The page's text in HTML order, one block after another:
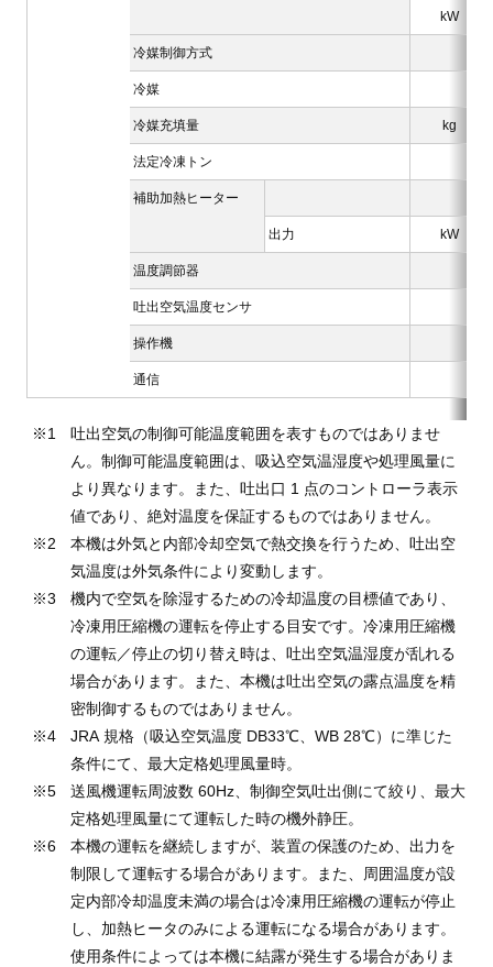
kW
冷媒制御方式
冷媒
冷媒充填量 kg
法定冷凍トン
補助加熱ヒーター
出力 kW
温度調節器
吐出空気温度センサ
操作機
通信
吐出空気の制御可能温度範囲を表すものではありませ
ん。制御可能温度範囲は、吸込空気温湿度や処理風量に
より異なります。また、吐出口 1 点のコントローラ表示
値であり、絶対温度を保証するものではありません。
本機は外気と内部冷却空気で熱交換を行うため、吐出空
気温度は外気条件により変動します。
機内で空気を除湿するための冷却温度の目標値であり、
冷凍用圧縮機の運転を停止する目安です。冷凍用圧縮機
の運転／停止の切り替え時は、吐出空気温湿度が乱れる
場合があります。また、本機は吐出空気の露点温度を精
密制御するものではありません。
JRA 規格（吸込空気温度 DB33℃、WB 28℃）に準じた
条件にて、最大定格処理風量時。
送風機運転周波数 60Hz、制御空気吐出側にて絞り、最大
定格処理風量にて運転した時の機外静圧。
本機の運転を継続しますが、装置の保護のため、出力を
制限して運転する場合があります。また、周囲温度が設
定内部冷却温度未満の場合は冷凍用圧縮機の運転が停止
し、加熱ヒータのみによる運転になる場合があります。
使用条件によっては本機に結露が発生する場合がありま